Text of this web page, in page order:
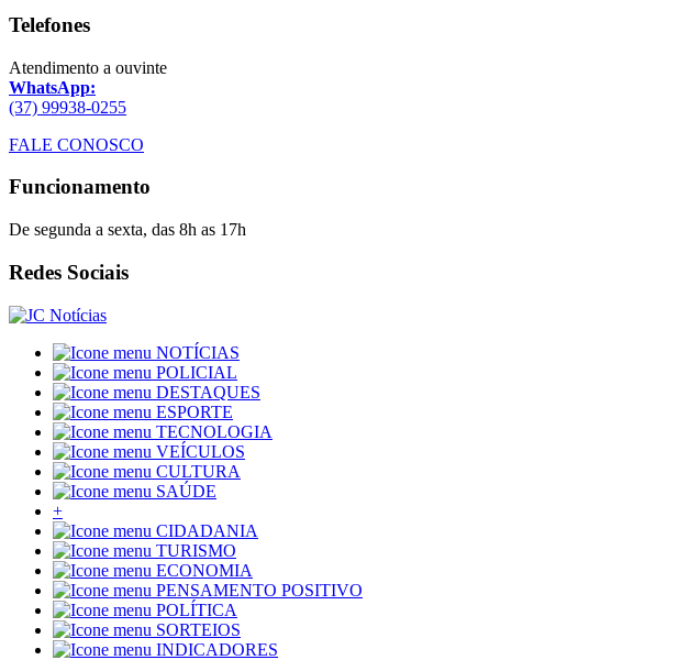
Telefones
Atendimento a ouvinte
WhatsApp:
(37) 99938-0255
FALE CONOSCO
Funcionamento
De segunda a sexta, das 8h as 17h
Redes Sociais
NOTÍCIAS
POLICIAL
DESTAQUES
ESPORTE
TECNOLOGIA
VEÍCULOS
CULTURA
SAÚDE
+
CIDADANIA
TURISMO
ECONOMIA
PENSAMENTO POSITIVO
POLÍTICA
SORTEIOS
INDICADORES